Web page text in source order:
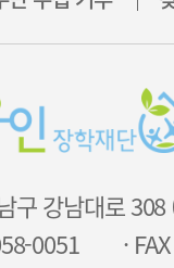
구 강남대로
0051
·